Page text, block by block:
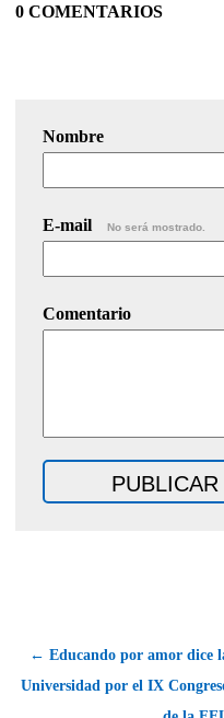
0 COMENTARIOS
Nombre
E-mail No será mostrado.
Comentario
← Educando por amor dice
Universidad por el IX